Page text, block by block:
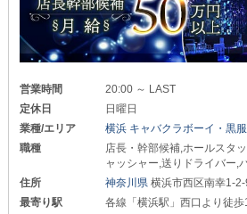
営業時間
20:00 ～ LAST
定休日
日曜日
業種/エリア
横浜 キャバクラボーイ・黒
職種
店長・幹部候補,ホールスタ
ャッシャー,送りドライバー,
住所
神奈川県横浜市西区南幸1-
最寄り駅
各線「横浜駅」西口より徒歩